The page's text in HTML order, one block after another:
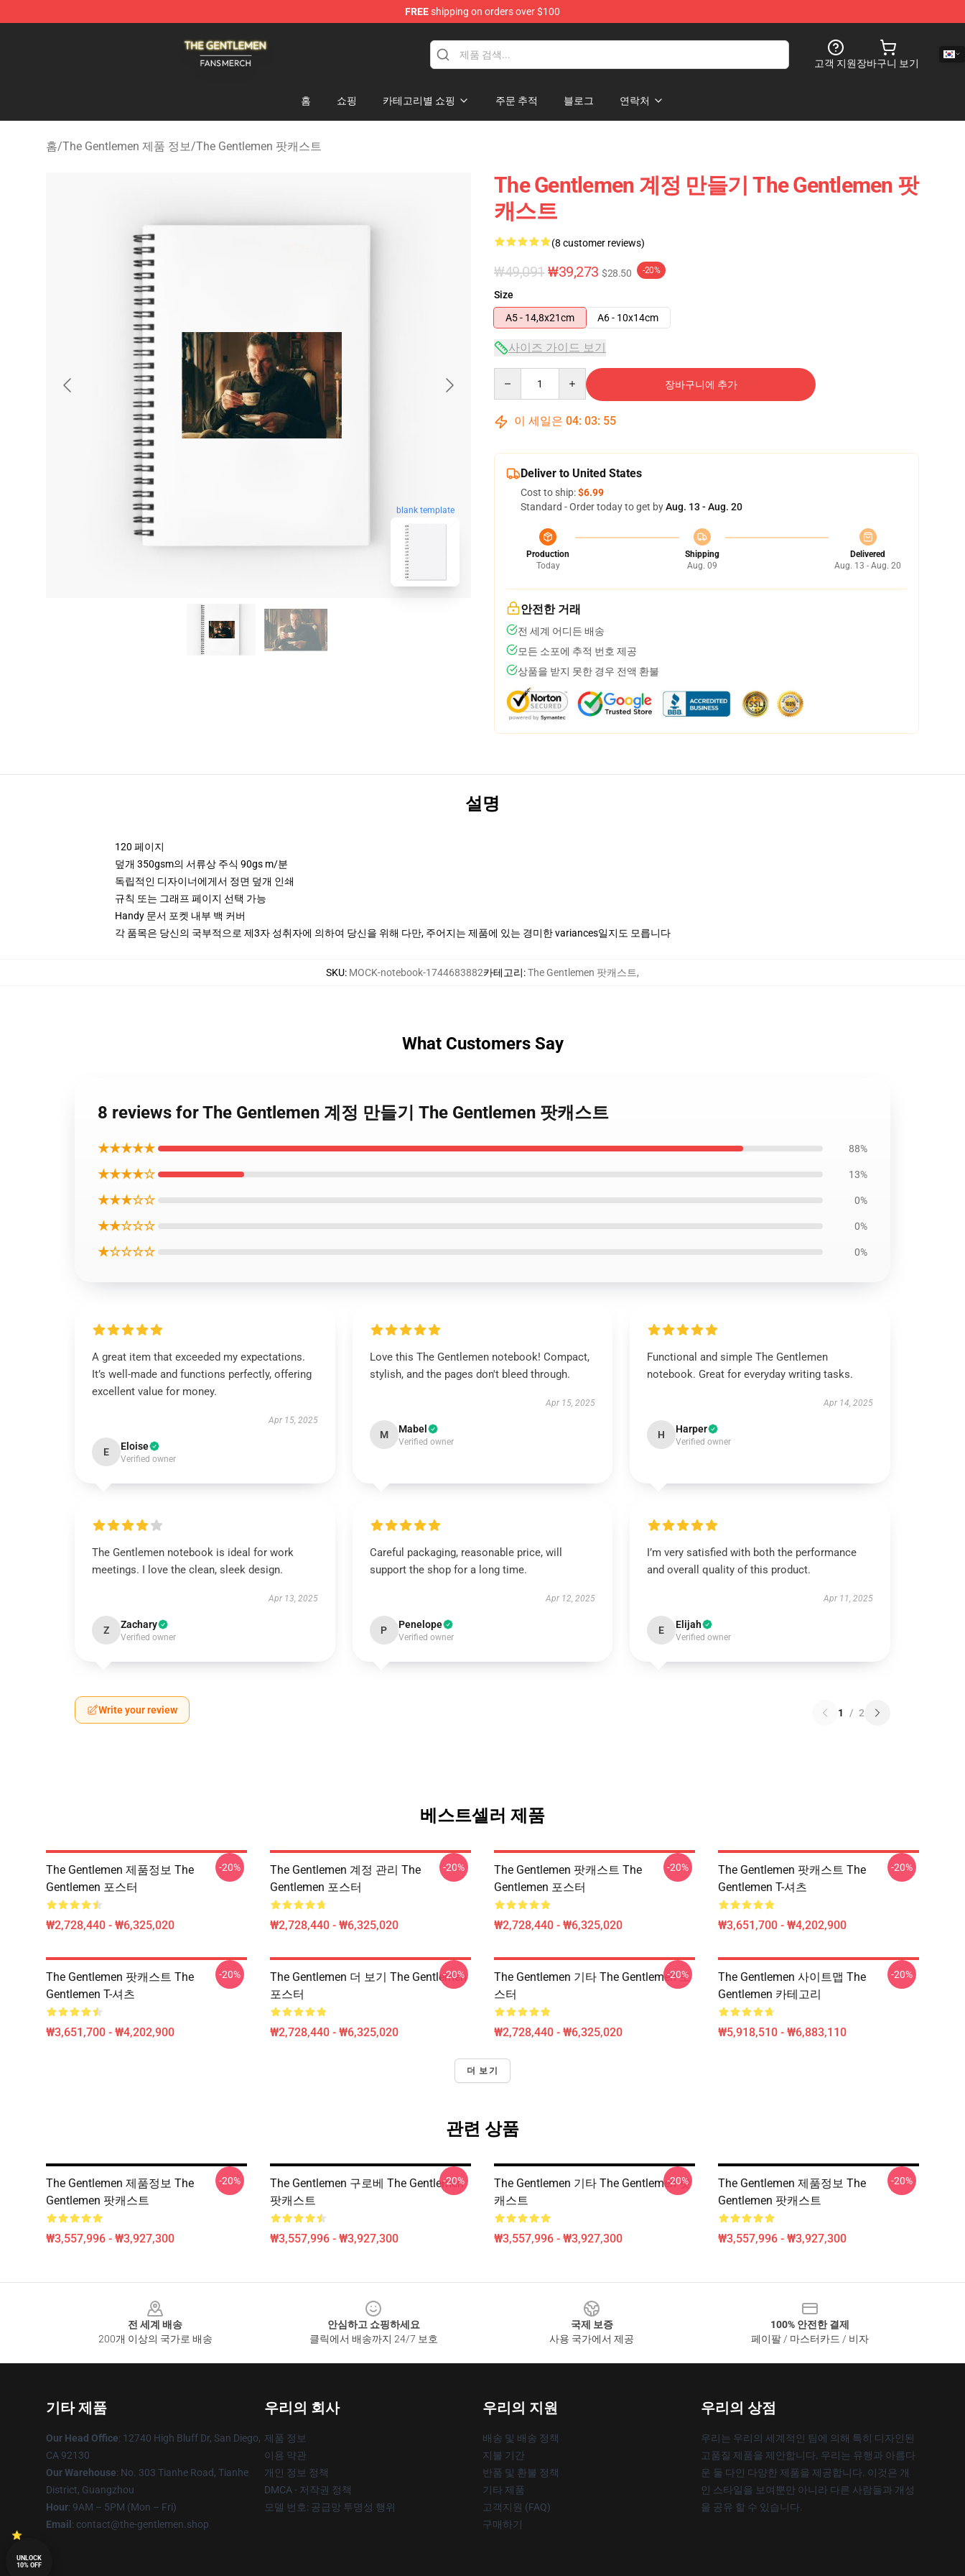
FREEshipping on orders over $100
고객 지원장바구니 보기
홈 쇼핑 카테고리별 쇼핑 주문 추적 블로그 연락처
홈/The Gentlemen 제품 정보/The Gentlemen 팟캐스트
blank template
The Gentlemen 계정 만들기 The Gentlemen 팟
캐스트
(8 customer reviews)
₩49,091 ₩39,273 $28.50 -20%
Size
A5 - 14,8x21cm
A6 - 10x14cm
사이즈 가이드 보기
장바구니에 추가
이 세일은 04: 03: 54
Deliver to United States
Cost to ship:$6.99
Standard - Order today to get byAug. 13 - Aug. 20
Production
Today
Shipping
Aug. 09
Delivered
Aug. 13 - Aug. 20
안전한 거래
전 세계 어디든 배송
모든 소포에 추적 번호 제공
상품을 받지 못한 경우 전액 환불
설명
120 페이지
덮개 350gsm의 서류상 주식 90gs m/분
독립적인 디자이너에게서 정면 덮개 인쇄
규칙 또는 그래프 페이지 선택 가능
Handy 문서 포켓 내부 백 커버
각 품목은 당신의 국부적으로 제3자 성취자에 의하여 당신을 위해 다만, 주어지는 제품에 있는 경미한 variances일지도 모릅니다
SKU: MOCK-notebook-1744683882카테고리:The Gentlemen 팟캐스트,
What Customers Say
8 reviews for The Gentlemen 계정 만들기 The Gentlemen 팟캐스트
★★★★★ 88%
★★★★☆ 13%
★★★☆☆ 0%
★★☆☆☆ 0%
★☆☆☆☆ 0%
A great item that exceeded my expectations.
It’s well-made and functions perfectly, offering
excellent value for money.
Apr 15, 2025
E Eloise
Verified owner
Love this The Gentlemen notebook! Compact,
stylish, and the pages don't bleed through.
Apr 15, 2025
M Mabel
Verified owner
Functional and simple The Gentlemen
notebook. Great for everyday writing tasks.
Apr 14, 2025
H Harper
Verified owner
The Gentlemen notebook is ideal for work
meetings. I love the clean, sleek design.
Apr 13, 2025
Z Zachary
Verified owner
Careful packaging, reasonable price, will
support the shop for a long time.
Apr 12, 2025
P Penelope
Verified owner
I’m very satisfied with both the performance
and overall quality of this product.
Apr 11, 2025
E Elijah
Verified owner
Write your review 1 / 2
베스트셀러 제품
The Gentlemen 제품정보 The
Gentlemen 포스터
₩2,728,440 - ₩6,325,020
-20%
The Gentlemen 계정 관리 The
Gentlemen 포스터
₩2,728,440 - ₩6,325,020
-20%
The Gentlemen 팟캐스트 The
Gentlemen 포스터
₩2,728,440 - ₩6,325,020
-20%
The Gentlemen 팟캐스트 The
Gentlemen T-셔츠
₩3,651,700 - ₩4,202,900
-20%
The Gentlemen 팟캐스트 The
Gentlemen T-셔츠
₩3,651,700 - ₩4,202,900
-20%
The Gentlemen 더 보기 The Gentlemen
포스터
₩2,728,440 - ₩6,325,020
-20%
The Gentlemen 기타 The Gentlemen 포
스터
₩2,728,440 - ₩6,325,020
-20%
The Gentlemen 사이트맵 The
Gentlemen 카테고리
₩5,918,510 - ₩6,883,110
-20%
더 보기
관련 상품
The Gentlemen 제품정보 The
Gentlemen 팟캐스트
₩3,557,996 - ₩3,927,300
-20%
The Gentlemen 구로베 The Gentlemen
팟캐스트
₩3,557,996 - ₩3,927,300
-20%
The Gentlemen 기타 The Gentlemen 팟
캐스트
₩3,557,996 - ₩3,927,300
-20%
The Gentlemen 제품정보 The
Gentlemen 팟캐스트
₩3,557,996 - ₩3,927,300
-20%
전 세계 배송
200개 이상의 국가로 배송
안심하고 쇼핑하세요
클릭에서 배송까지 24/7 보호
국제 보증
사용 국가에서 제공
100% 안전한 결제
페이팔 / 마스터카드 / 비자
기타 제품
Our Head Office: 12740 High Bluff Dr, San Diego,
CA 92130
Our Warehouse: No. 303 Tianhe Road, Tianhe
District, Guangzhou
Hour: 9AM – 5PM (Mon – Fri)
Email : contact@the-gentlemen.shop
우리의 회사
제품 정보
이용 약관
개인 정보 정책
DMCA - 저작권 정책
모델 번호: 공급망 투명성 행위
우리의 지원
배송 및 배송 정책
지불 기간
반품 및 환불 정책
기타 제품
고객지원 (FAQ)
구매하기
우리의 상점
우리는 우리의 세계적인 팀에 의해 특히 디자인된
고품질 제품을 제안합니다. 우리는 유행과 아름다
운 둘 다인 다양한 제품을 제공합니다. 이것은 개
인 스타일을 보여뿐만 아니라 다른 사람들과 개성
을 공유 할 수 있습니다.
UNLOCK
10% OFF